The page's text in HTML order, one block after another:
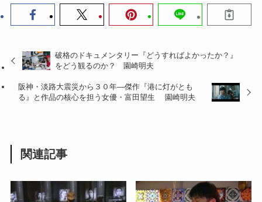
破格のドキュメンタリー『どうすればよかったか？』
をどう観るのか？ 園崎明夫
阪神・淡路大震災から３０年―傑作『港に灯がとも
る』と作品の核心を担う女優・富田望生 園崎明夫
関連記事